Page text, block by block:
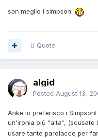
son meglio i simpson.
Quote
algid
Posted August 13,
Anke io preferisco i
un'ironia più "alta", (scusate
usare tante parolacce per